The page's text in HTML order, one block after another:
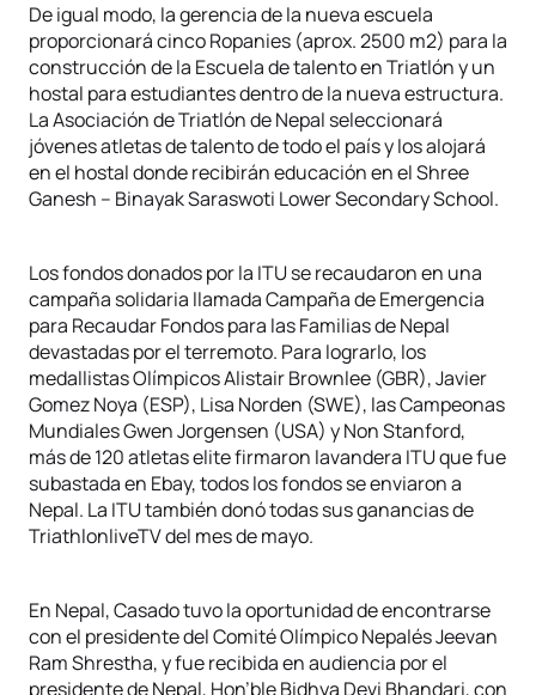
De igual modo, la gerencia de la nueva escuela
proporcionará cinco Ropanies (aprox. 2500 m2) para la
construcción de la Escuela de talento en Triatlón y un
hostal para estudiantes dentro de la nueva estructura.
La Asociación de Triatlón de Nepal seleccionará
jóvenes atletas de talento de todo el país y los alojará
en el hostal donde recibirán educación en el Shree
Ganesh – Binayak Saraswoti Lower Secondary School.
Los fondos donados por la ITU se recaudaron en una
campaña solidaria llamada Campaña de Emergencia
para Recaudar Fondos para las Familias de Nepal
devastadas por el terremoto. Para lograrlo, los
medallistas Olímpicos Alistair Brownlee (GBR), Javier
Gomez Noya (ESP), Lisa Norden (SWE), las Campeonas
Mundiales Gwen Jorgensen (USA) y Non Stanford,
más de 120 atletas elite firmaron lavandera ITU que fue
subastada en Ebay, todos los fondos se enviaron a
Nepal. La ITU también donó todas sus ganancias de
TriathlonliveTV del mes de mayo.
En Nepal, Casado tuvo la oportunidad de encontrarse
con el presidente del Comité Olímpico Nepalés Jeevan
Ram Shrestha, y fue recibida en audiencia por el
presidente de Nepal, Hon’ble Bidhya Devi Bhandari, con